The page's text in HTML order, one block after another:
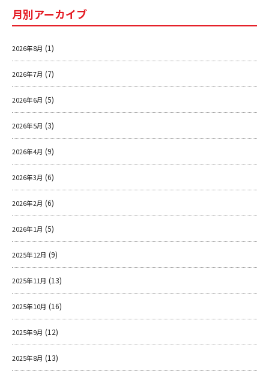
o
o
k
月別アーカイブ
2026年8月 (1)
2026年7月 (7)
2026年6月 (5)
2026年5月 (3)
2026年4月 (9)
2026年3月 (6)
2026年2月 (6)
2026年1月 (5)
2025年12月 (9)
2025年11月 (13)
2025年10月 (16)
2025年9月 (12)
2025年8月 (13)